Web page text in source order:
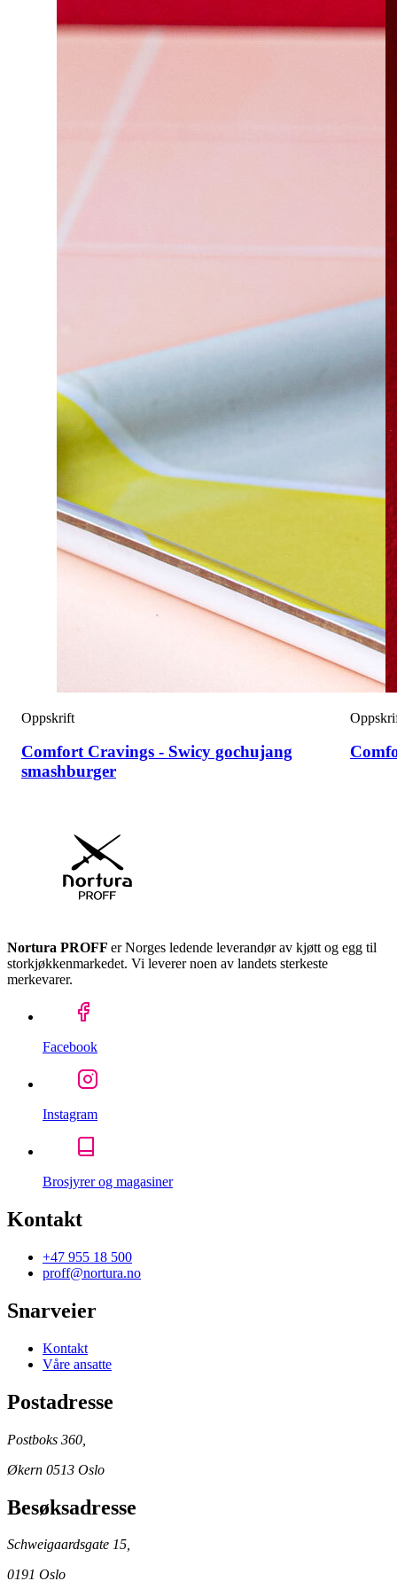
Oppskrift
Comfort Cravings - Swicy gochujang
smashburger
Nortura PROFF er Norges ledende leverandør av kjøtt og egg til
storkjøkkenmarkedet. Vi leverer noen av landets sterkeste
merkevarer.
Facebook
Instagram
Brosjyrer og magasiner
Kontakt
+47 955 18 500
proff@nortura.no
Snarveier
Kontakt
Våre ansatte
Postadresse
Postboks 360,
Økern 0513 Oslo
Besøksadresse
Schweigaardsgate 15,
0191 Oslo